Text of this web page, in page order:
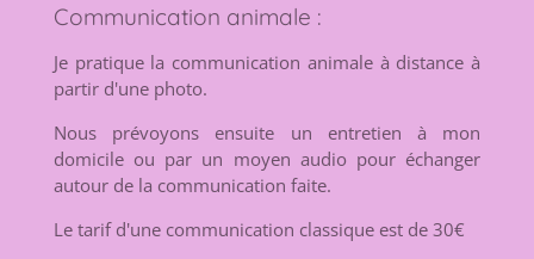
Communication animale :
Je pratique la communication animale à distance à
partir d'une photo.
Nous prévoyons ensuite un entretien à mon
domicile ou par un moyen audio pour échanger
autour de la communication faite.
Le tarif d'une communication classique est de 30€